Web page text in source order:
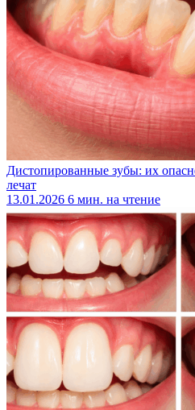
Дистопированные зубы: их
лечат
13.01.2026 6 мин. на чтение